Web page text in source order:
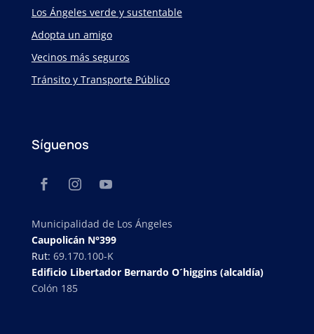
Los Ángeles verde y sustentable
Adopta un amigo
Vecinos más seguros
Tránsito y Transporte Público
Síguenos
Municipalidad de Los Ángeles
Caupolicán N°399
Rut: 69.170.100-K
Edificio Libertador Bernardo O´higgins (alcaldía)
Colón 185